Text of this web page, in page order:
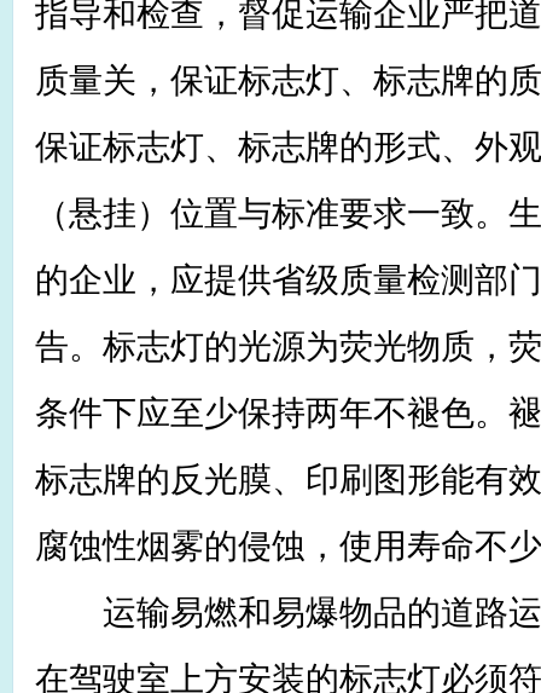
指导和检查，督促运输企业严把
质量关，保证标志灯、标志牌的
保证标志灯、标志牌的形式、外
（悬挂）位置与标准要求一致。
的企业，应提供省级质量检测部
告。标志灯的光源为荧光物质，
条件下应至少保持两年不褪色。
标志牌的反光膜、印刷图形能有
腐蚀性烟雾的侵蚀，使用寿命不
运输易燃和易爆物品的道路运
在驾驶室上方安装的标志灯必须